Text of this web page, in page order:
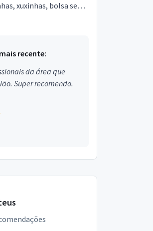
xuxinhas, bolsa se
recente:
da área que
Super recomendo.